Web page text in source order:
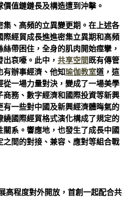
值鏈鏈長及構造遭到沖擊。
集、高頻的立異變更期。在上述各
經貿成長進進密集立異期和高頻
帶困住，全身的肌肉開始痙攣，
哀嚎。此中， 共享空間既有傳管
有辦事經濟、他知瑜伽教室道，這
一場力量對決，變成了一場美學
務、數字經濟和國際投資等新興
一些對中國及新興經濟體晦氣的
國際經貿格式演化構成了規定的
系。響應地，也發生了成長中國
之間的對接、兼容、應對等組合戰
高程度對外開放，首創一起配合共